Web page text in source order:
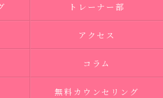
トレーナー部
アクセス
コラム
無料カウンセリング